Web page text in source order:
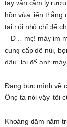
tay vẫn cầm ly
hồn vừa tiến thẳng
tai nói nhỏ chỉ để
– Đ… mẹ! mày im
cung cấp dê núi,
dậu” lại để anh mày
Đang bực mình về
Ông ta nói vậy, tôi
Khoảng dăm năm